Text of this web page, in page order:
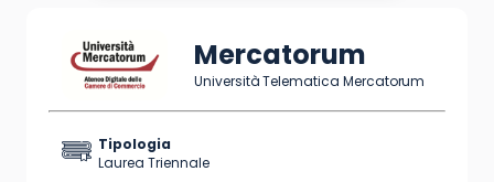
Mercatorum
Università Telematica Mercatorum
Tipologia
Laurea Triennale